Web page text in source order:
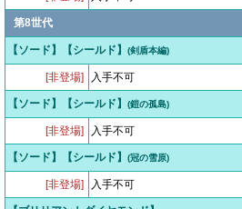
第8世代
【ソード】【シールド】 (剣盾本編)
[非登場] 入手不可
【ソード】【シールド】 (鎧の孤島)
[非登場] 入手不可
【ソード】【シールド】 (冠の雪原)
[非登場] 入手不可